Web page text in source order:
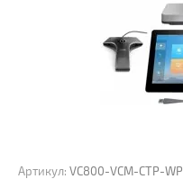
Артикул: VC800-VCM-CTP-WP